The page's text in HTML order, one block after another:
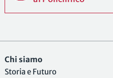
Chi siamo
Storia e Futuro